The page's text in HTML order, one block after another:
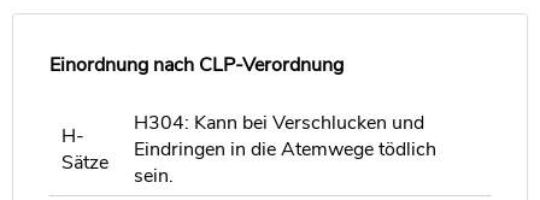
Einordnung nach CLP-Verordnung
H-
Sätze
H304: Kann bei Verschlucken und
Eindringen in die Atemwege tödlich
sein.